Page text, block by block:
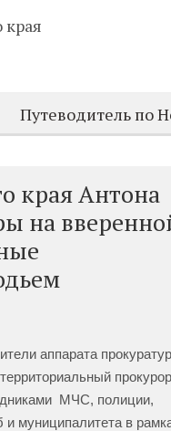
края
Путеводитель по
края Антона
на
аппарата
прокурор
МЧС, полиции,
муниципалитета в